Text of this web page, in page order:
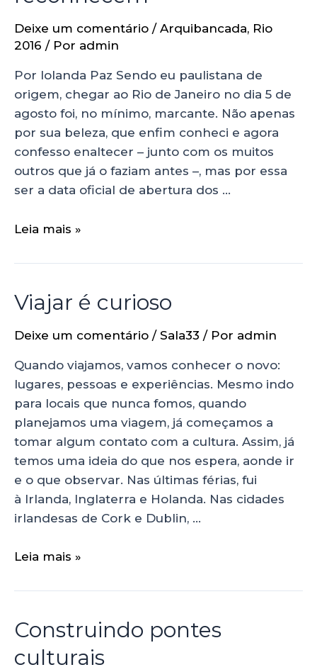
Deixe um comentário / Arquibancada, Rio
2016 / Por admin
Por Iolanda Paz Sendo eu paulistana de
origem, chegar ao Rio de Janeiro no dia 5 de
agosto foi, no mínimo, marcante. Não apenas
por sua beleza, que enfim conheci e agora
confesso enaltecer – junto com os muitos
outros que já o faziam antes –, mas por essa
ser a data oficial de abertura dos …
Leia mais »
Viajar é curioso
Deixe um comentário / Sala33 / Por admin
Quando viajamos, vamos conhecer o novo:
lugares, pessoas e experiências. Mesmo indo
para locais que nunca fomos, quando
planejamos uma viagem, já começamos a
tomar algum contato com a cultura. Assim, já
temos uma ideia do que nos espera, aonde ir
e o que observar. Nas últimas férias, fui
à Irlanda, Inglaterra e Holanda. Nas cidades
irlandesas de Cork e Dublin, …
Leia mais »
Construindo pontes
culturais